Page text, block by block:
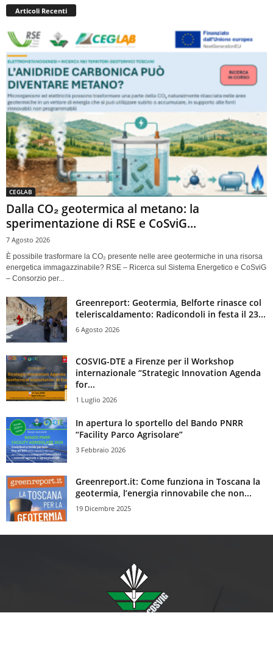
Articoli Recenti
CEGLAB
Dalla CO₂ geotermica al metano: la
sperimentazione di RSE e CoSviG...
7 Agosto 2026
È possibile trasformare la CO₂ presente nelle aree geotermiche in una risorsa
energetica immagazzinabile? RSE – Ricerca sul Sistema Energetico e CoSviG
– Consorzio per...
Greenreport: Geotermia, Belforte rinasce col
teleriscaldamento: Radicondoli in festa il 23...
6 Agosto 2026
COSVIG-DTE a Firenze per il Workshop
internazionale “Strategic Innovation Agenda
for...
1 Luglio 2026
In apertura lo sportello del Bando PNRR
“Facility Parco Agrisolare”
3 Febbraio 2026
Greenreport.it: Come funziona in Toscana la
geotermia, l’energia rinnovabile che non...
19 Dicembre 2025